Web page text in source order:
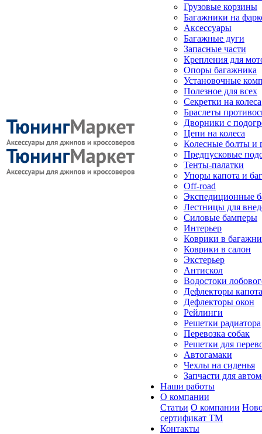
Грузовые корзины
Багажники на
Аксессуары
Багажные дуги
Запасные части
Крепления для
Опоры багажника
Установочные
Полезное для всех
Секретки на колеса
Браслеты
Дворники с
Цепи на колеса
Колесные болты и
Предпусковые
Тенты-палатки
Упоры капота и
Off-road
Экспедиционные
Лестницы для
Силовые бамперы
Интерьер
Коврики в
Коврики в салон
Экстерьер
Антискол
Водостоки
Дефлекторы капота
Дефлекторы окон
Рейлинги
Решетки радиатора
Перевозка собак
Решетки для
Автогамаки
Чехлы на сиденья
Запчасти для
Наши работы
О компании
Статьи О компании
сертификат ТМ
Контакты